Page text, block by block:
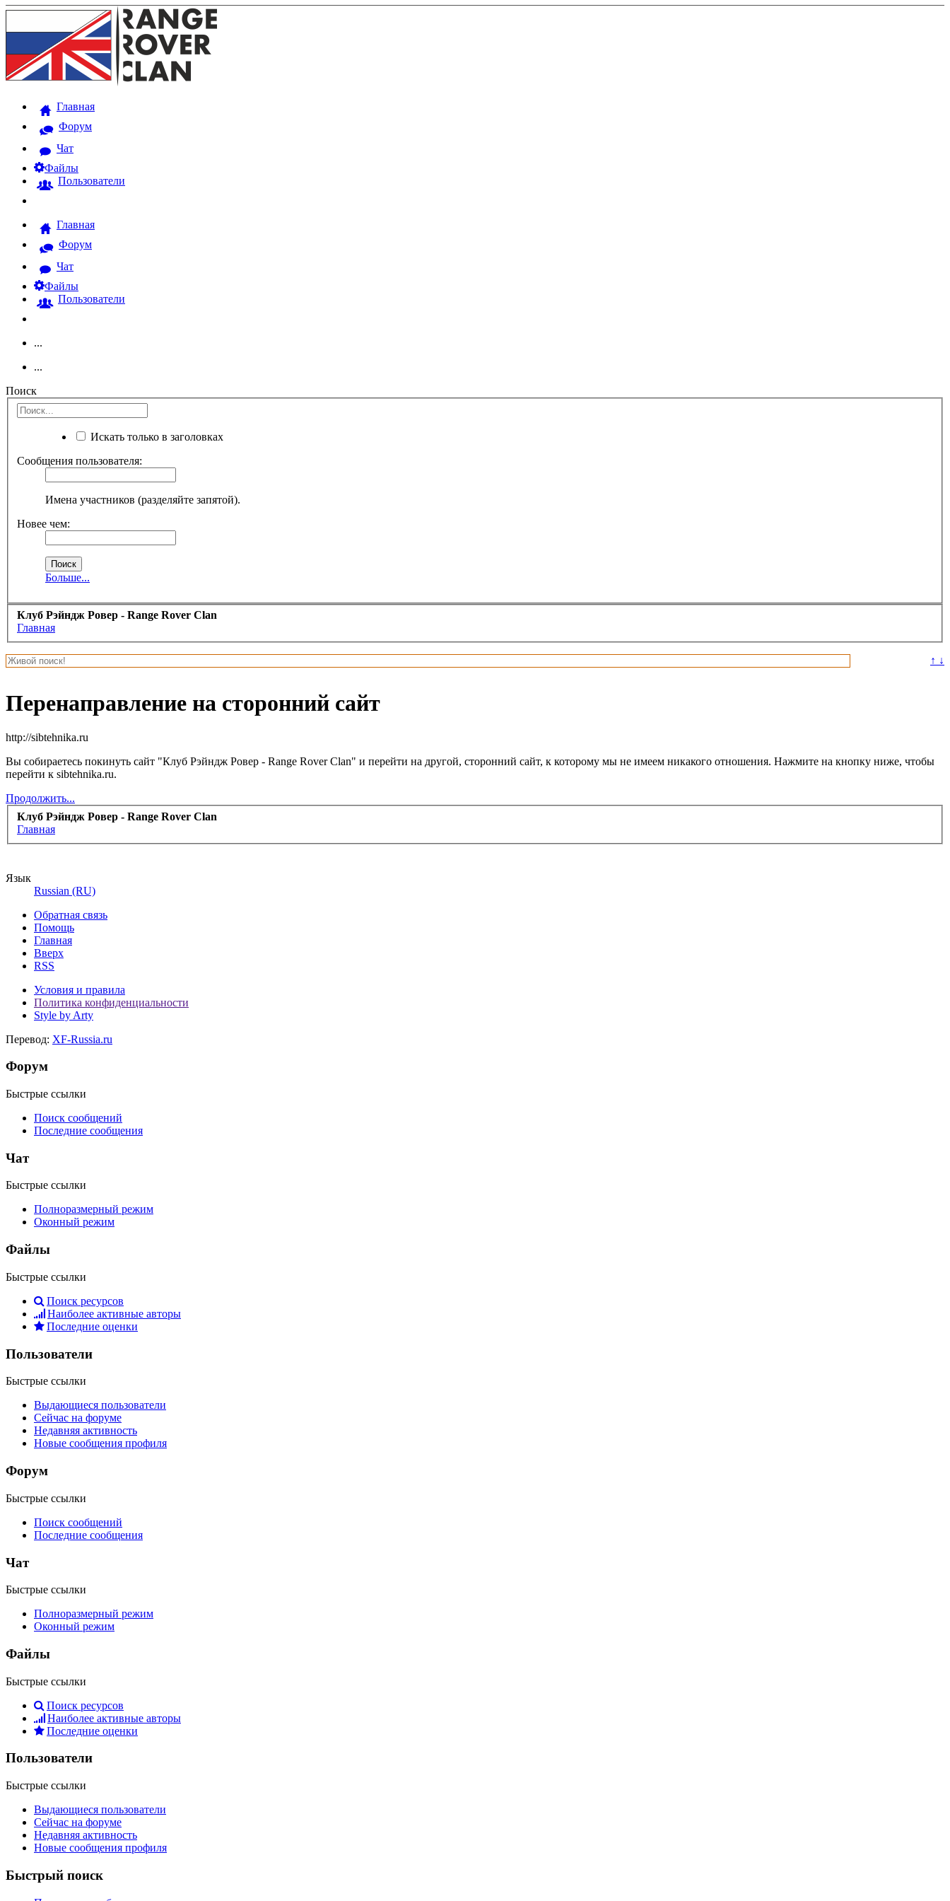
Главная
Форум
Чат
Файлы
Пользователи
Главная
Форум
Чат
Файлы
Пользователи
...
...
Поиск
Искать только в заголовках
Сообщения пользователя:
Имена участников (разделяйте запятой).
Новее чем:
Больше...
Клуб Рэйндж Ровер - Range Rover Clan
Главная
↑ ↓
Перенаправление на сторонний сайт
http://sibtehnika.ru
Вы собираетесь покинуть сайт "Клуб Рэйндж Ровер - Range Rover Clan" и перейти на другой, сторонний сайт, к которому мы не имеем никакого отношения. Нажмите на кнопку ниже, чтобы
перейти к sibtehnika.ru.
Продолжить...
Клуб Рэйндж Ровер - Range Rover Clan
Главная
Язык
Russian (RU)
Обратная связь
Помощь
Главная
Вверх
RSS
Условия и правила
Политика конфиденциальности
Style by Arty
Перевод: XF-Russia.ru
Форум
Быстрые ссылки
Поиск сообщений
Последние сообщения
Чат
Быстрые ссылки
Полноразмерный режим
Оконный режим
Файлы
Быстрые ссылки
Поиск ресурсов
Наиболее активные авторы
Последние оценки
Пользователи
Быстрые ссылки
Выдающиеся пользователи
Сейчас на форуме
Недавняя активность
Новые сообщения профиля
Форум
Быстрые ссылки
Поиск сообщений
Последние сообщения
Чат
Быстрые ссылки
Полноразмерный режим
Оконный режим
Файлы
Быстрые ссылки
Поиск ресурсов
Наиболее активные авторы
Последние оценки
Пользователи
Быстрые ссылки
Выдающиеся пользователи
Сейчас на форуме
Недавняя активность
Новые сообщения профиля
Быстрый поиск